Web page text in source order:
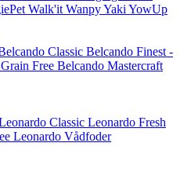
Walk'it WanpyYaki YowUp
Classic Belcando Finest -
Free Belcando Mastercraft
Classic Leonardo Fresh
Leonardo Vådfoder